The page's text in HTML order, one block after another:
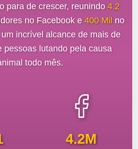
para de crescer, reunindo 4.2
no Facebook e 400 Mil no
incrível alcance de mais de
pessoas lutando pela causa
todo mês.
4.2M